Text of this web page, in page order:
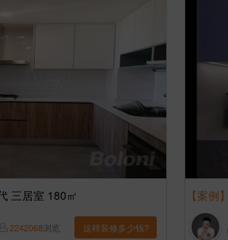
三居室 180㎡
2242068浏览 这样装修多少钱?
【案例